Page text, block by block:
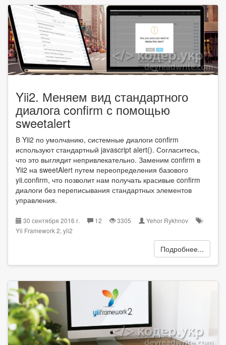
Yii2. Меняем вид стандартного
диалога confirm с помощью
sweetalert
В Yii2 по умолчанию, системные диалоги confirm
используют стандартный javascript alert(). Согласитесь,
что это выглядит непривлекательно. Заменим confirm в
Yii2 на sweetAlert путем переопределения базового
yii.confirm, что позволит нам получать красивые confirm
диалоги без переписывания стандартных элементов
управления.
30 сентября 2016 г. 12 3305
Yehor Rykhnov
Yii Framework 2, yii2
Подробнее...